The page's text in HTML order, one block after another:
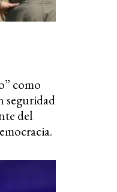
como
seguridad
del